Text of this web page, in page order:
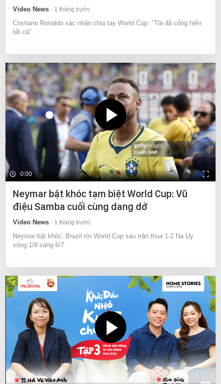
Video News 1 tháng trước
Cristiano Ronaldo xác nhận chia tay World Cup: "Tôi đã cống hiến
tất cả".
0:00
Neymar bật khóc tạm biệt World Cup: Vũ
điệu Samba cuối cùng dang dở
Video News 1 tháng trước
Neymar bật khóc, Brazil rời World Cup sau trận thua 1-2 Na Uy
vòng 1/8 sáng 6/7.